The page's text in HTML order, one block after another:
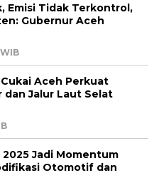
Emisi Tidak Terkontrol,
Gubernur Aceh
Aceh Perkuat
dan Jalur Laut Selat
Jadi Momentum
Otomotif dan